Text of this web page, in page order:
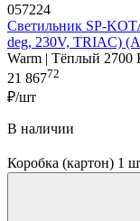
057224
Светильник SP-
deg, 230V, TRIAC)
Warm | Тёплый 2700
21 86772
₽/шт
В наличии
Коробка (картон) 1